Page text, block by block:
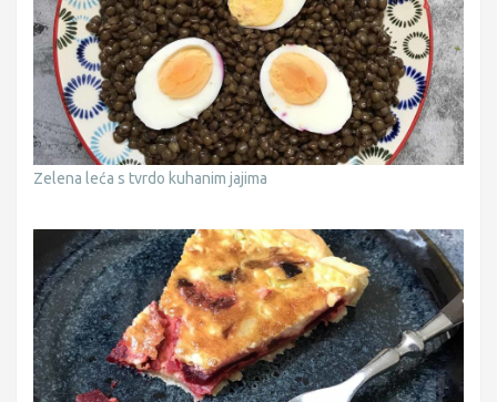
Zelena leća s tvrdo kuhanim jajima